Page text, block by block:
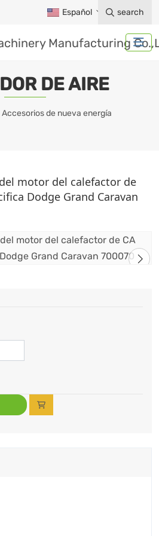
Español search
DE AIRE
Accesorios de nueva energía
motor del calefactor de
Dodge Grand Caravan